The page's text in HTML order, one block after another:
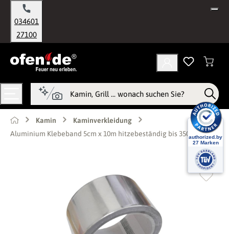
springen
034601
27100
Kamin
Kaminverkleidung
Aluminium Klebeband 5cm x 10m hitzebeständig bis 350 Grad